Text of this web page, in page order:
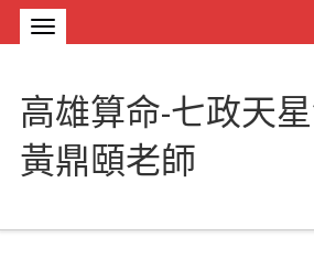
高雄算命-七政天
黃鼎頤老師